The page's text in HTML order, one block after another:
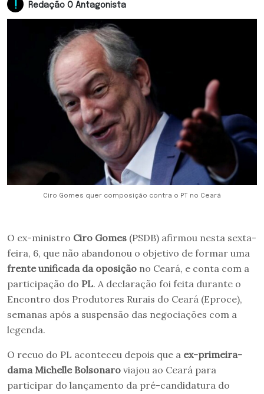
Redação O Antagonista
Ciro Gomes quer composição contra o PT no Ceará
O ex-ministro Ciro Gomes (PSDB) afirmou nesta sexta-
feira, 6, que não abandonou o objetivo de formar uma
frente unificada da oposição no Ceará, e conta com a
participação do PL. A declaração foi feita durante o
Encontro dos Produtores Rurais do Ceará (Eproce),
semanas após a suspensão das negociações com a
legenda.
O recuo do PL aconteceu depois que a ex-primeira-
dama Michelle Bolsonaro viajou ao Ceará para
participar do lançamento da pré-candidatura do